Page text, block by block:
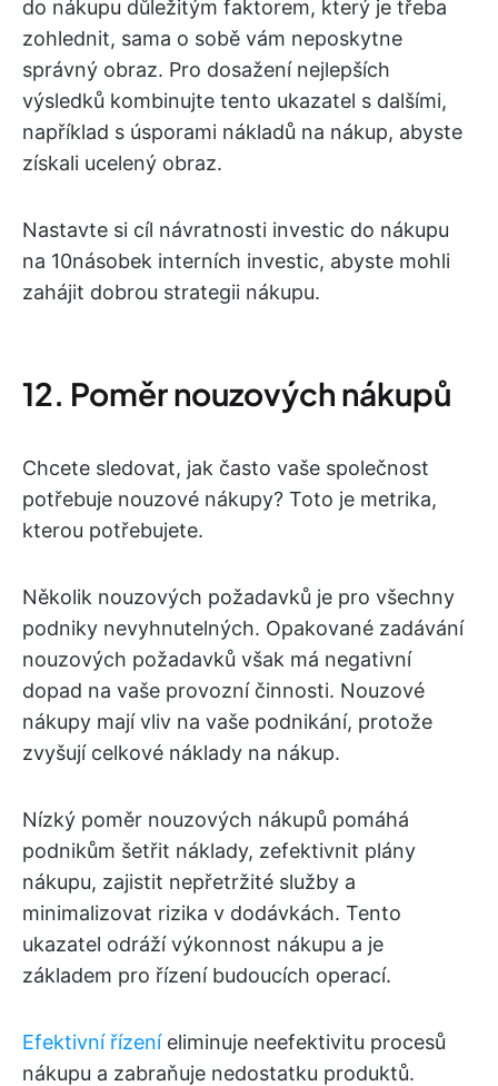
do nákupu důležitým faktorem, který je třeba
zohlednit, sama o sobě vám neposkytne
správný obraz. Pro dosažení nejlepších
výsledků kombinujte tento ukazatel s dalšími,
například s úsporami nákladů na nákup, abyste
získali ucelený obraz.
Nastavte si cíl návratnosti investic do nákupu
na 10násobek interních investic, abyste mohli
zahájit dobrou strategii nákupu.
12. Poměr nouzových nákupů
Chcete sledovat, jak často vaše společnost
potřebuje nouzové nákupy? Toto je metrika,
kterou potřebujete.
Několik nouzových požadavků je pro všechny
podniky nevyhnutelných. Opakované zadávání
nouzových požadavků však má negativní
dopad na vaše provozní činnosti. Nouzové
nákupy mají vliv na vaše podnikání, protože
zvyšují celkové náklady na nákup.
Nízký poměr nouzových nákupů pomáhá
podnikům šetřit náklady, zefektivnit plány
nákupu, zajistit nepřetržité služby a
minimalizovat rizika v dodávkách. Tento
ukazatel odráží výkonnost nákupu a je
základem pro řízení budoucích operací.
Efektivní řízeníeliminuje neefektivitu procesů
nákupu a zabraňuje nedostatku produktů.